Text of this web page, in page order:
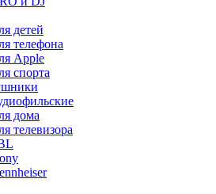
детей
телефона
Apple
спорта
дома
телевизора